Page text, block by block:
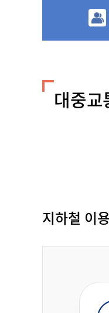
대중교
지하철 이